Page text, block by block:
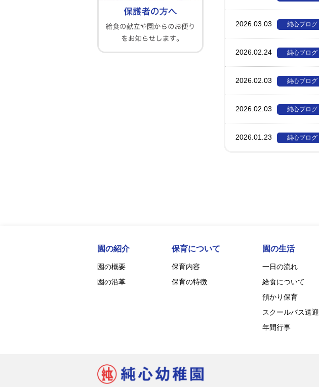
2026.03.03 純心ブログ
2026.02.24 純心ブログ
2026.02.03 純心ブログ
2026.02.03 純心ブログ
2026.01.23 純心ブログ
園の紹介
園の概要
園の沿革
保育について
保育内容
保育の特徴
園の生活
一日の流れ
給食について
預かり保育
スクールバス送迎
年間行事